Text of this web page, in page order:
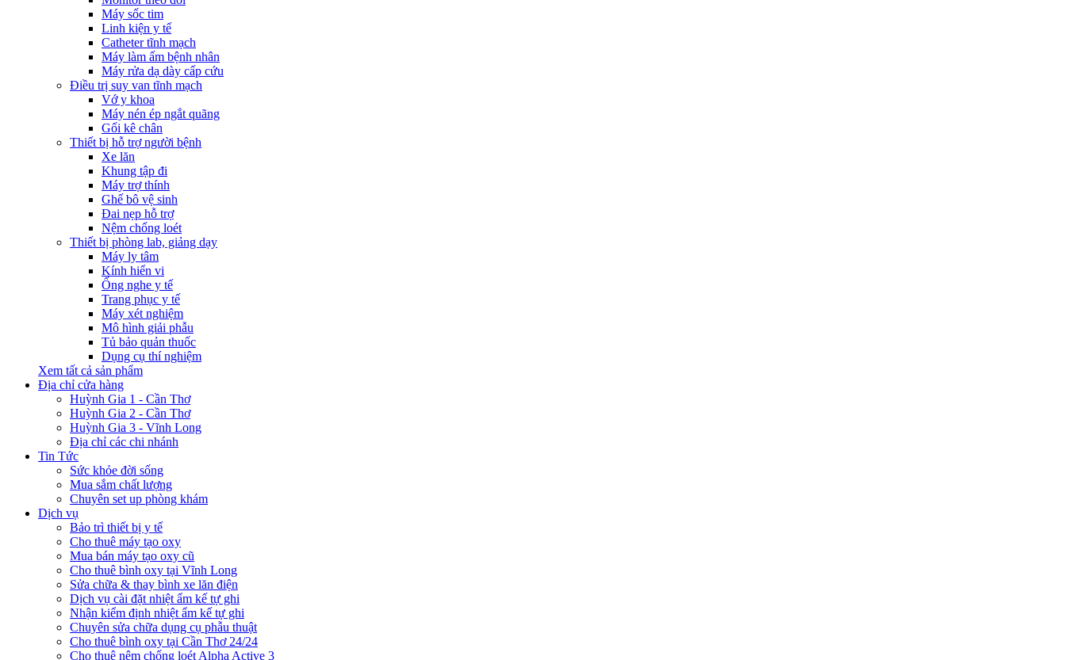
Máy sốc tim
Linh kiện y tế
Catheter tĩnh mạch
Máy làm ấm bệnh nhân
Máy rửa dạ dày cấp cứu
Điều trị suy van tĩnh mạch
Vớ y khoa
Máy nén ép ngắt quãng
Gối kê chân
Thiết bị hỗ trợ người bệnh
Xe lăn
Khung tập đi
Máy trợ thính
Ghế bô vệ sinh
Đai nẹp hỗ trợ
Nệm chống loét
Thiết bị phòng lab, giảng dạy
Máy ly tâm
Kính hiển vi
Ống nghe y tế
Trang phục y tế
Máy xét nghiệm
Mô hình giải phẫu
Tủ bảo quản thuốc
Dụng cụ thí nghiệm
Xem tất cả sản phẩm
Địa chỉ cửa hàng
Huỳnh Gia 1 - Cần Thơ
Huỳnh Gia 2 - Cần Thơ
Huỳnh Gia 3 - Vĩnh Long
Địa chỉ các chi nhánh
Tin Tức
Sức khỏe đời sống
Mua sắm chất lượng
Chuyên set up phòng khám
Dịch vụ
Bảo trì thiết bị y tế
Cho thuê máy tạo oxy
Mua bán máy tạo oxy cũ
Cho thuê bình oxy tại Vĩnh Long
Sửa chữa & thay bình xe lăn điện
Dịch vụ cài đặt nhiệt ẩm kế tự ghi
Nhận kiểm định nhiệt ẩm kế tự ghi
Chuyên sửa chữa dụng cụ phẫu thuật
Cho thuê bình oxy tại Cần Thơ 24/24
Cho thuê nệm chống loét Alpha Active 3